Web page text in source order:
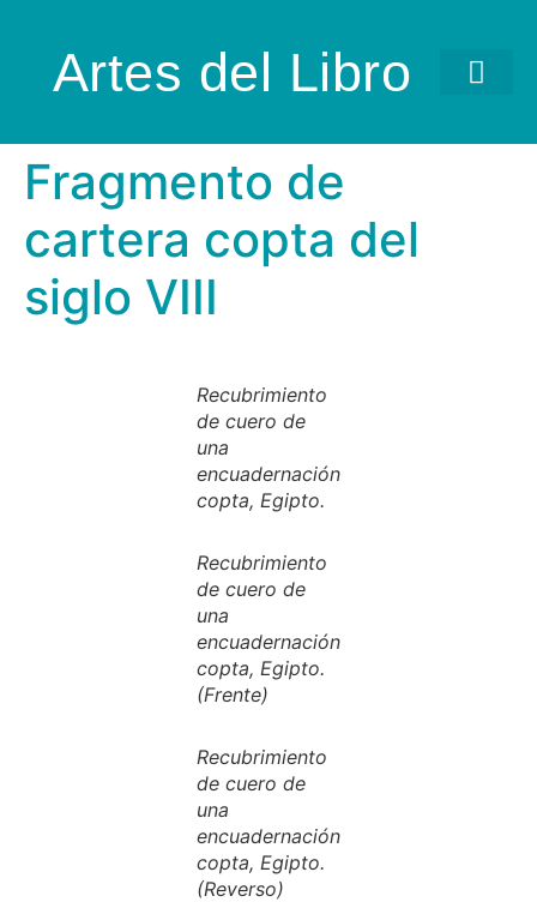
Artes del Libro
Fragmento de
cartera copta del
siglo VIII
Recubrimiento
de cuero de
una
encuadernación
copta, Egipto.
Recubrimiento
de cuero de
una
encuadernación
copta, Egipto.
(Frente)
Recubrimiento
de cuero de
una
encuadernación
copta, Egipto.
(Reverso)